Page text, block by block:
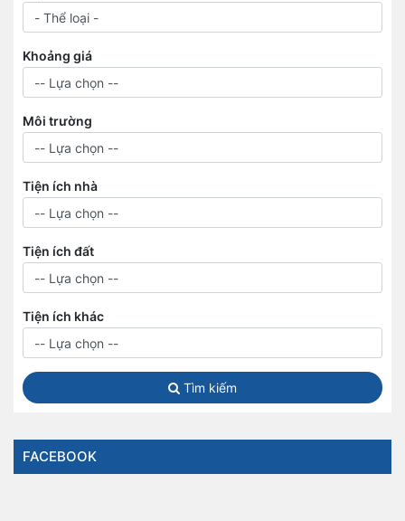
Khoảng giá
Môi trường
Tiện ích nhà
Tiện ích đất
Tiện ích khác
Tìm kiếm
FACEBOOK